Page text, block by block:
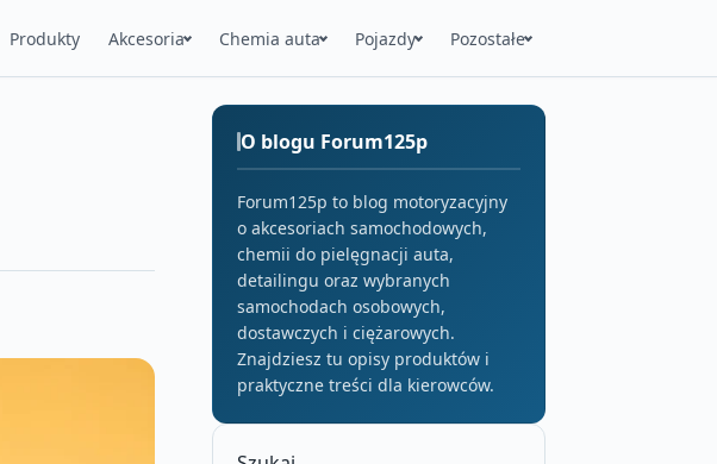
Produkty Akcesoria Chemia auta Pojazdy Pozostałe
O blogu Forum125p
Forum125p to blog motoryzacyjny
o akcesoriach samochodowych,
chemii do pielęgnacji auta,
detailingu oraz wybranych
samochodach osobowych,
dostawczych i ciężarowych.
Znajdziesz tu opisy produktów i
praktyczne treści dla kierowców.